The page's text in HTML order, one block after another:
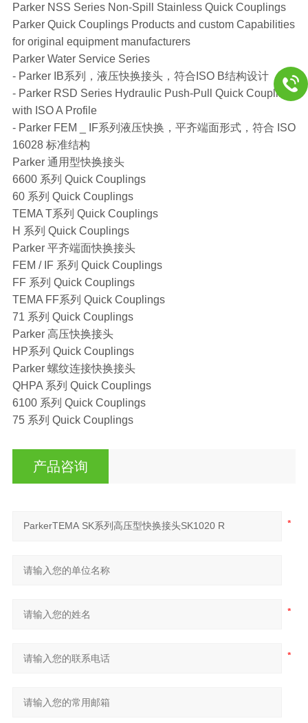
Parker NSS Series Non-Spill Stainless Quick Couplings
Parker Quick Couplings Products and custom Capabilities
for original equipment manufacturers
Parker Water Service Series
- Parker IB系列，液压快换接头，符合ISO B结构设计
- Parker RSD Series Hydraulic Push-Pull Quick Coupling
with ISO A Profile
- Parker FEM _ IF系列液压快换，平齐端面形式，符合 ISO
16028 标准结构
Parker 通用型快换接头
6600 系列 Quick Couplings
60 系列 Quick Couplings
TEMA T系列 Quick Couplings
H 系列 Quick Couplings
Parker 平齐端面快换接头
FEM / IF 系列 Quick Couplings
FF 系列 Quick Couplings
TEMA FF系列 Quick Couplings
71 系列 Quick Couplings
Parker 高压快换接头
HP系列 Quick Couplings
Parker 螺纹连接快换接头
QHPA 系列 Quick Couplings
6100 系列 Quick Couplings
75 系列 Quick Couplings
产品咨询